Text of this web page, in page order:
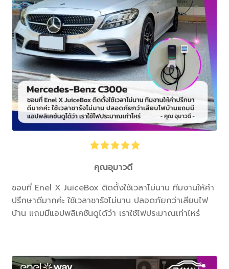
คุณอุมาวดี
ชอบที่ Enel X JuiceBox ติดตั้งใช้เวลาไม่นาน ทีมงานให้คำ
ปรึกษาดีมากค่ะ ใช้เวลาชาร์จไม่นาน ปลอดภัยกว่าเสียบไฟ
บ้าน แถมมีแอปพลิเคชันดูได้ว่า เราใช้ไฟประมาณเท่าไหร่